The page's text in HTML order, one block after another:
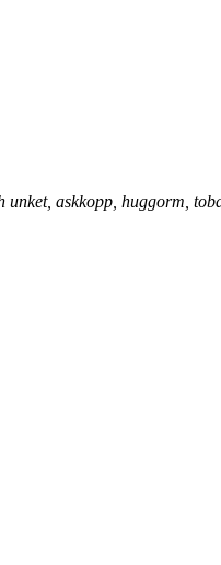
unket, askkopp, huggorm,